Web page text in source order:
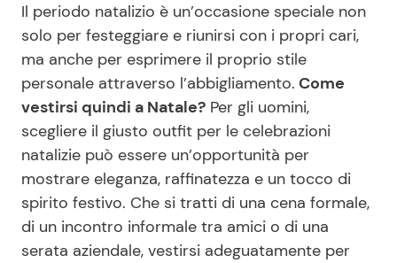
Moda e Style
Mondo Mamma
News benessere
Salute
Viaggi e Turismo
Dolci
Le Ricette in TV
Primi Piatti
Ricette Facili e Veloci
Ricette Feste
Il periodo natalizio è un’occasione speciale non
solo per festeggiare e riunirsi con i propri cari,
ma anche per esprimere il proprio stile
personale attraverso l’abbigliamento. Come
vestirsi quindi a Natale? Per gli uomini,
scegliere il giusto outfit per le celebrazioni
natalizie può essere un’opportunità per
mostrare eleganza, raffinatezza e un tocco di
spirito festivo. Che si tratti di una cena formale,
di un incontro informale tra amici o di una
serata aziendale, vestirsi adeguatamente per